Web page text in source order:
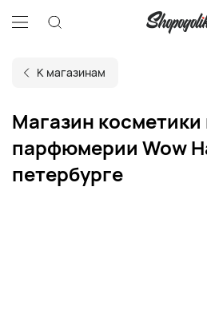
К магазинам
Магазин косметики
парфюмерии Wow
петербурге